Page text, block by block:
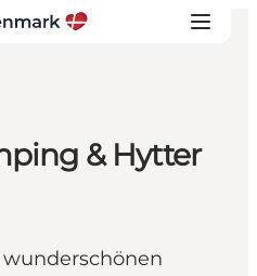
& Hytter